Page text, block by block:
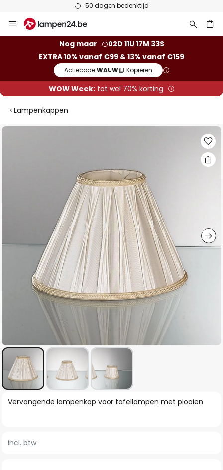
50 dagen bedenktijd
naar
Nog maar
02D 11U 17M 33S
EXTRA 10% vanaf €99 & 13% vanaf €159
Actiecode:WAUW Kopiëren
WOW Week:tot wel 70% korting
Lampenkappen
Ga
Ga
van
Vervangende lampenkap voor tafellampen met plooien
incl. btw